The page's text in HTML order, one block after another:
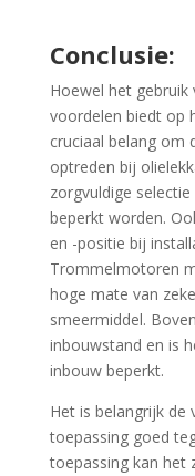
Conclusie:
Hoewel het
voordelen biedt op
cruciaal belang om
optreden bij
zorgvuldige selectie
beperkt worden.
en -positie bij
Trommelmotoren
hoge mate van
smeermiddel.
inbouwstand en is
inbouw beperkt.
Het is belangrijk de
toepassing goed
toepassing kan het